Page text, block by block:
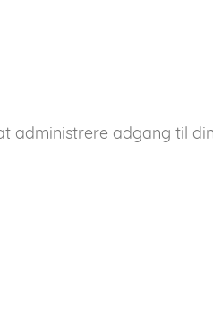
administrere adgang til